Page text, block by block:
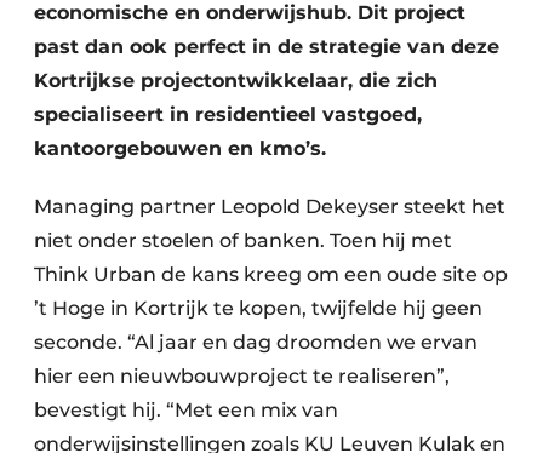
Houtbouw
HVAC
Interieurarchitectuur
Renovatie
Software
Toegangscontrole
Veiligheid & Opleiding
economische en onderwijshub. Dit project
past dan ook perfect in de strategie van deze
Kortrijkse projectontwikkelaar, die zich
specialiseert in residentieel vastgoed,
kantoorgebouwen en kmo’s.
Managing partner Leopold Dekeyser steekt het
niet onder stoelen of banken. Toen hij met
Think Urban de kans kreeg om een oude site op
’t Hoge in Kortrijk te kopen, twijfelde hij geen
seconde. “Al jaar en dag droomden we ervan
hier een nieuwbouwproject te realiseren”,
bevestigt hij. “Met een mix van
onderwijsinstellingen zoals KU Leuven Kulak en